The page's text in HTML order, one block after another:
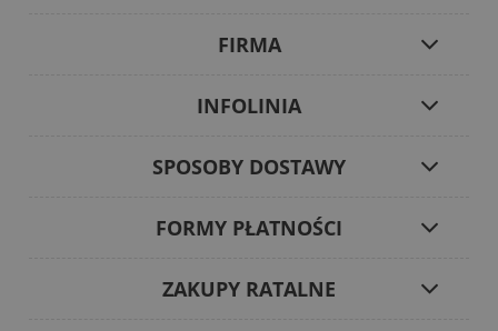
FIRMA
INFOLINIA
SPOSOBY DOSTAWY
FORMY PŁATNOŚCI
ZAKUPY RATALNE